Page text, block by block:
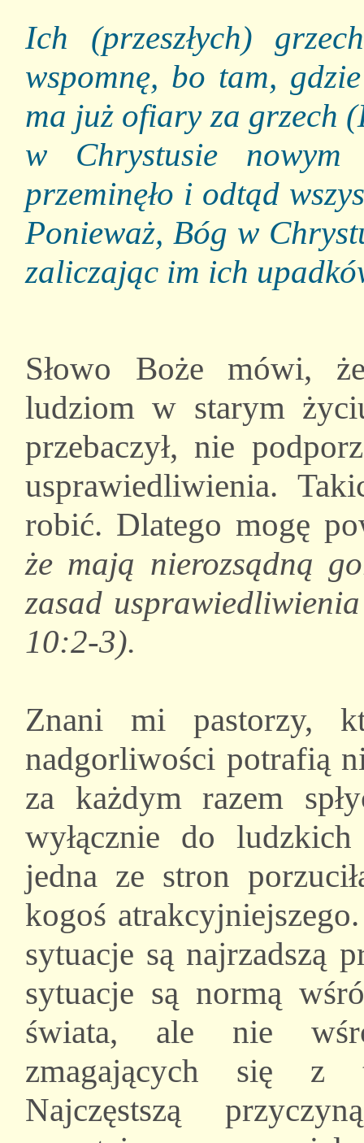
Ich (przeszłych)
wspomnę, bo tam,
ma już ofiary za grzech
w Chrystusie
przeminęło i odtąd
Ponieważ, Bóg w
zaliczając im ich
Słowo Boże mówi,
ludziom w starym
przebaczył, nie
usprawiedliwienia.
robić. Dlatego mogę
że mają nierozsądną
zasad
10:2-3).
Znani mi pastorzy,
nadgorliwości potrafią
za każdym razem
wyłącznie do
jedna ze stron
kogoś
sytuacje są najrzadszą
sytuacje są normą
świata, ale nie
zmagających się z
Najczęstszą